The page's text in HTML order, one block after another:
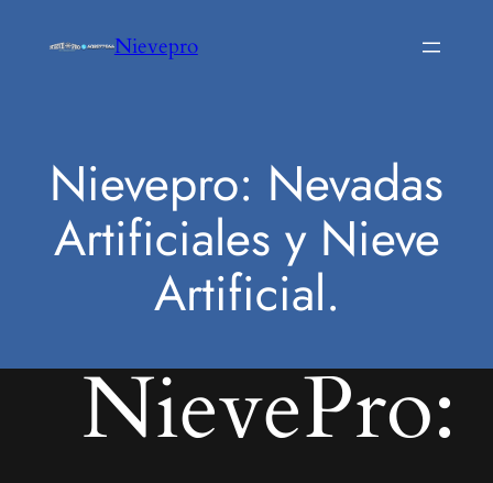
Nievepro
Nievepro: Nevadas
Artificiales y Nieve
Artificial.
NievePro: